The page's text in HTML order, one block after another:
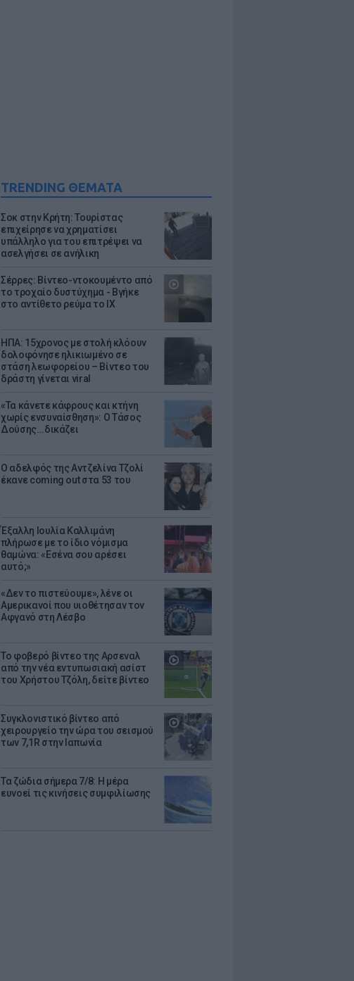
TRENDING ΘΕΜΑΤΑ
Σοκ στην Κρήτη: Τουρίστας
επιχείρησε να χρηματίσει
υπάλληλο για του επιτρέψει να
ασελγήσει σε ανήλικη
Σέρρες: Βίντεο-ντοκουμέντο από
το τροχαίο δυστύχημα - Βγήκε
στο αντίθετο ρεύμα το ΙΧ
ΗΠΑ: 15χρονος με στολή κλόουν
δολοφόνησε ηλικιωμένο σε
στάση λεωφορείου – Βίντεο του
δράστη γίνεται viral
«Τα κάνετε κάφρους και κτήνη
χωρίς ενσυναίσθηση»: Ο Τάσος
Δούσης...δικάζει
Ο αδελφός της Αντζελίνα Τζολί
έκανε coming out στα 53 του
Έξαλλη Ιουλία Καλλιμάνη
πλήρωσε με το ίδιο νόμισμα
θαμώνα: «Εσένα σου αρέσει
αυτό;»
«Δεν το πιστεύουμε», λένε οι
Αμερικανοί που υιοθέτησαν τον
Αφγανό στη Λέσβο
Το φοβερό βίντεο της Αρσεναλ
από την νέα εντυπωσιακή ασίστ
του Χρήστου Τζόλη, δείτε βίντεο
Συγκλονιστικό βίντεο από
χειρουργείο την ώρα του σεισμού
των 7,1R στην Ιαπωνία
Τα ζώδια σήμερα 7/8: Η μέρα
ευνοεί τις κινήσεις συμφιλίωσης